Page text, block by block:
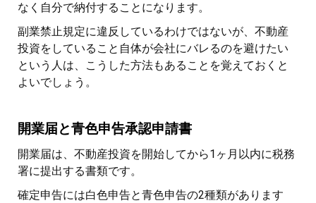
なく自分で納付することになります。
副業禁止規定に違反しているわけではないが、不動産
投資をしていること自体が会社にバレるのを避けたい
という人は、こうした方法もあることを覚えておくと
よいでしょう。
開業届と青色申告承認申請書
開業届は、不動産投資を開始してから1ヶ月以内に税務
署に提出する書類です。
確定申告には白色申告と青色申告の2種類があります